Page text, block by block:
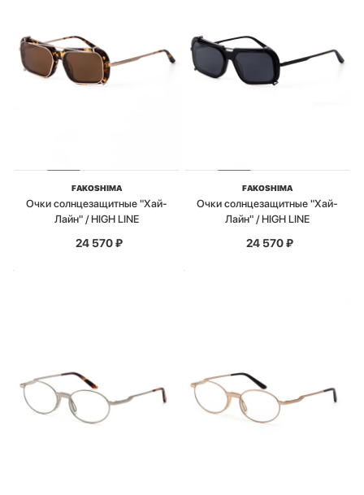
FAKOSHIMA
Очки солнцезащитные "Хай-
Лайн" / HIGH LINE
24 570₽
FAKOSHIMA
Очки солнцезащитные "Хай-
Лайн" / HIGH LINE
24 570₽